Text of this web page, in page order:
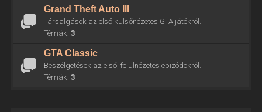
Grand Theft Auto III
Társalgások az első külsőnézetes GTA játékról.
Témák: 3
GTA Classic
Beszélgetések az első, felülnézetes epizódokról.
Témák: 3